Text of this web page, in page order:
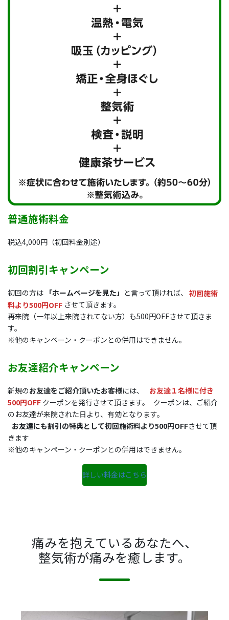
普通施術料金
税込4,000円（初回料金別途）
初回割引キャンペーン
初回の方は 「ホームページを見た」 と言って頂ければ、 初回施術
料より500円OFF させて頂きます。
再来院（一年以上来院されてない方）も500円OFFさせて頂きま
す。
※他のキャンペーン・クーポンとの併用はできません。
お友達紹介キャンペーン
新規のお友達をご紹介頂いたお客様には、
お友達１名様に付き
500円OFF クーポンを発行させて頂きます。 クーポンは、ご紹介
のお友達が来院された日より、有効となります。
お友達にも割引の特典として初回施術料より500円OFFさせて頂
きます
※他のキャンペーン・クーポンとの併用はできません。
詳しい料金はこちら
痛みを抱えているあなたへ、
整気術が痛みを癒します。